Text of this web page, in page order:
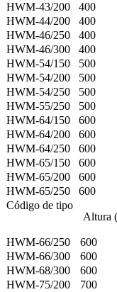
HWM-43/200
400
HWM-44/200
400
HWM-46/250
400
HWM-46/300
400
HWM-54/150
500
HWM-54/200
500
HWM-54/250
500
HWM-55/250
500
HWM-64/150
600
HWM-64/200
600
HWM-64/250
600
HWM-65/150
600
HWM-65/200
600
HWM-65/250
600
Código de tipo
Altura
HWM-66/250
600
HWM-66/300
600
HWM-68/300
600
HWM-75/200
700